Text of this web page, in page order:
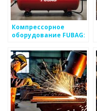
Компрессорное
оборудование FUBAG:
Петербурге по
доступным ценам